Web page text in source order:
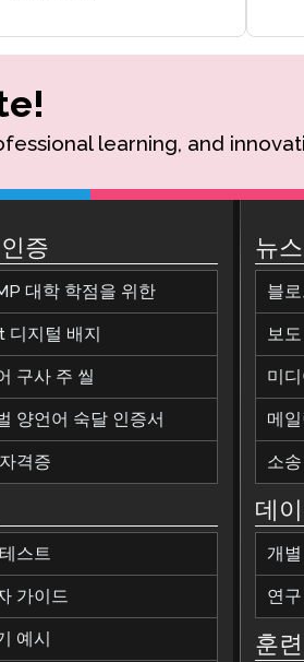
learning, and
증
대학 학점을 위한
디지털 배지
구사 주 씰
양언어 숙달 인증서
격증
스트
가이드
예시
뉴스
블
보
미
메
소
데
개
연구
훈련